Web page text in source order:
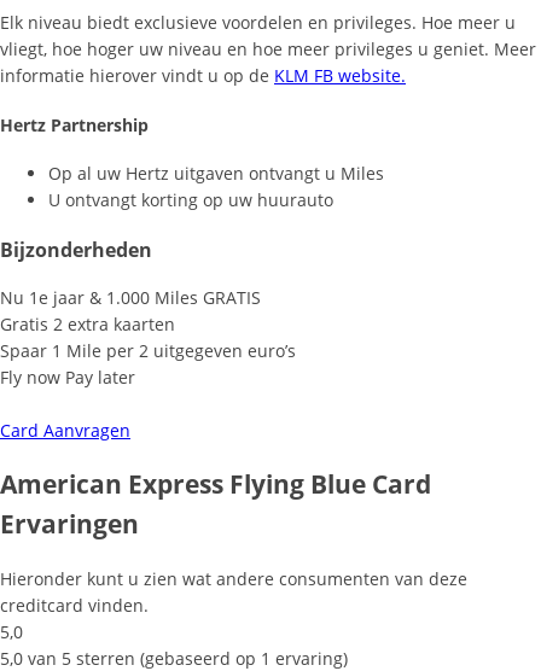
Elk niveau biedt exclusieve voordelen en privileges. Hoe meer u
vliegt, hoe hoger uw niveau en hoe meer privileges u geniet. Meer
informatie hierover vindt u op de KLM FB website.
Hertz Partnership
Op al uw Hertz uitgaven ontvangt u Miles
U ontvangt korting op uw huurauto
Bijzonderheden
Nu 1e jaar & 1.000 Miles GRATIS
Gratis 2 extra kaarten
Spaar 1 Mile per 2 uitgegeven euro’s
Fly now Pay later
Card Aanvragen
American Express Flying Blue Card
Ervaringen
Hieronder kunt u zien wat andere consumenten van deze
creditcard vinden.
5,0
5,0 van 5 sterren (gebaseerd op 1 ervaring)